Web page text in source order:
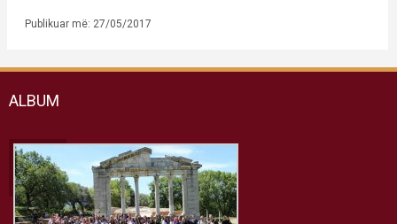
Publikuar më: 27/05/2017
ALBUM